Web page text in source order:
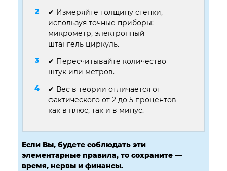
✔ Измеряйте толщину стенки,
используя точные приборы:
микрометр, электронный
штангель циркуль.
✔ Пересчитывайте количество
штук или метров.
✔ Вес в теории отличается от
фактического от 2 до 5 процентов
как в плюс, так и в минус.
Если Вы, будете соблюдать эти
элементарные правила, то сохраните —
время, нервы и финансы.